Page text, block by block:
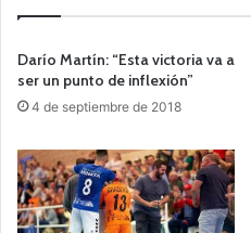
Darío Martín: “Esta victoria va a
ser un punto de inflexión”
4 de septiembre de 2018